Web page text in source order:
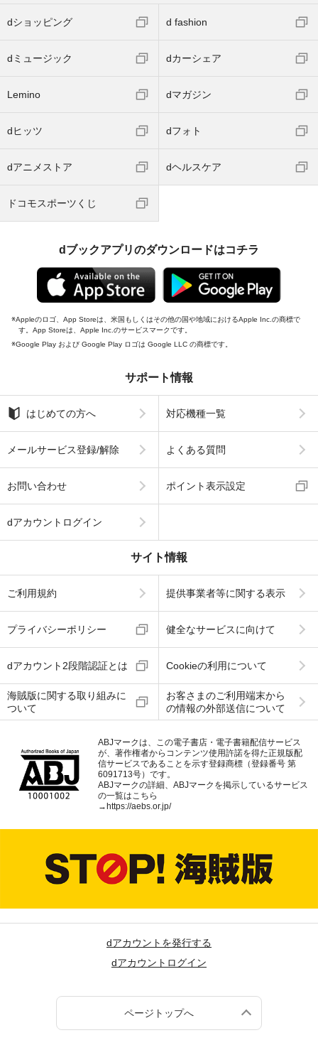
dショッピング d fashion
dミュージック dカーシェア
Lemino dマガジン
dヒッツ dフォト
dアニメストア dヘルスケア
ドコモスポーツくじ
dブックアプリのダウンロードはコチラ
Appleのロゴ、App Storeは、米国もしくはその他の国や地域におけるApple Inc.の商標で
す。App Storeは、Apple Inc.のサービスマークです。
Google Play および Google Play ロゴは Google LLC の商標です。
サポート情報
はじめての方へ 対応機種一覧
メールサービス登録/解除 よくある質問
お問い合わせ ポイント表示設定
dアカウントログイン
サイト情報
ご利用規約 提供事業者等に関する表示
プライバシーポリシー 健全なサービスに向けて
dアカウント2段階認証とは Cookieの利用について
海賊版に関する取り組みに
ついて
お客さまのご利用端末から
の情報の外部送信について
ABJマークは、この電子書店・電子書籍配信サービス
が、著作権者からコンテンツ使用許諾を得た正規版配
信サービスであることを示す登録商標（登録番号 第
6091713号）です。
ABJマークの詳細、ABJマークを掲示しているサービス
の一覧はこちら
→https://aebs.or.jp/
dアカウントを発行する
dアカウントログイン
ページトップへ